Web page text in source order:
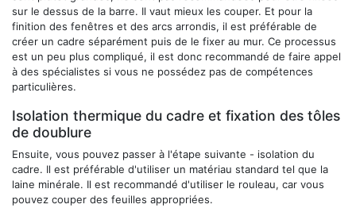
sur le dessus de la barre. Il vaut mieux les couper. Et pour la
finition des fenêtres et des arcs arrondis, il est préférable de
créer un cadre séparément puis de le fixer au mur. Ce processus
est un peu plus compliqué, il est donc recommandé de faire appel
à des spécialistes si vous ne possédez pas de compétences
particulières.
Isolation thermique du cadre et fixation des tôles
de doublure
Ensuite, vous pouvez passer à l'étape suivante - isolation du
cadre. Il est préférable d'utiliser un matériau standard tel que la
laine minérale. Il est recommandé d'utiliser le rouleau, car vous
pouvez couper des feuilles appropriées.